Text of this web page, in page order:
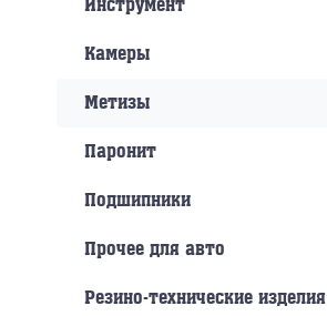
Инструмент
Камеры
Метизы
Паронит
Подшипники
Прочее для авто
Резино-технические изделия